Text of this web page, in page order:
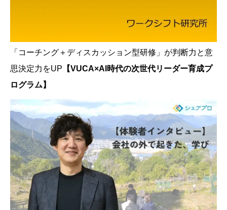
「コーチング＋ディスカッション型研修」が判断力と意
思決定力をUP 【VUCA×AI時代の次世代リーダー育成プ
ログラム】